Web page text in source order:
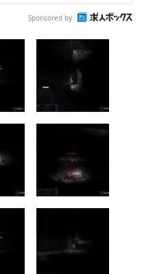
Sponsored by